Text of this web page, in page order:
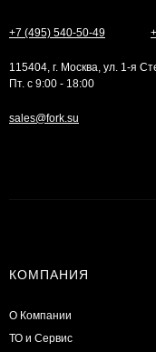
+7 (495) 540-50-49
115404, г. Москва, ул. 1-я
Пт. с 9:00 - 18:00
sales@fork.su
КОМПАНИЯ
О Компании
ТО и Сервис